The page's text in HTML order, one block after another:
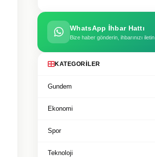
WhatsApp İhbar Hattı
Bize haber gönderin, ihbarınızı iletin
KATEGORILER
Gundem
Ekonomi
Spor
Teknoloji